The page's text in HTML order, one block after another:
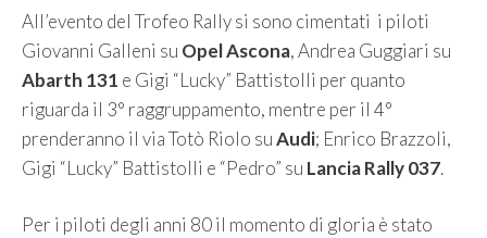
All’evento del Trofeo Rally si sono cimentati i piloti
Giovanni Galleni su Opel Ascona, Andrea Guggiari su
Abarth 131 e Gigi “Lucky” Battistolli per quanto
riguarda il 3° raggruppamento, mentre per il 4°
prenderanno il via Totò Riolo suAudi; Enrico Brazzoli,
Gigi “Lucky” Battistolli e “Pedro” su Lancia Rally 037.
Per i piloti degli anni 80 il momento di gloria è stato